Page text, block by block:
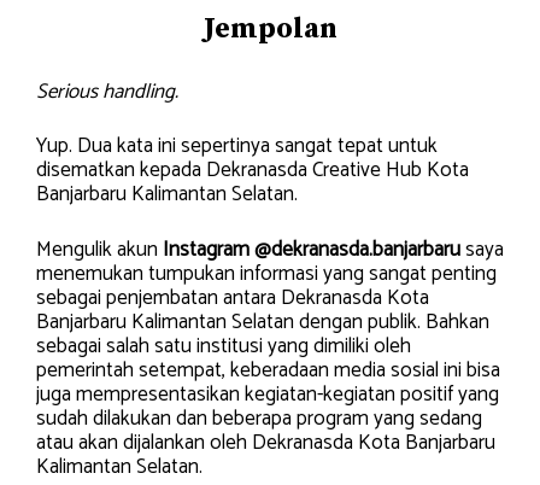
Jempolan
Serious handling.
Yup. Dua kata ini sepertinya sangat tepat untuk
disematkan kepada Dekranasda Creative Hub Kota
Banjarbaru Kalimantan Selatan.
Mengulik akun Instagram @dekranasda.banjarbarusaya
menemukan tumpukan informasi yang sangat penting
sebagai penjembatan antara Dekranasda Kota
Banjarbaru Kalimantan Selatan dengan publik. Bahkan
sebagai salah satu institusi yang dimiliki oleh
pemerintah setempat, keberadaan media sosial ini bisa
juga mempresentasikan kegiatan-kegiatan positif yang
sudah dilakukan dan beberapa program yang sedang
atau akan dijalankan oleh Dekranasda Kota Banjarbaru
Kalimantan Selatan.